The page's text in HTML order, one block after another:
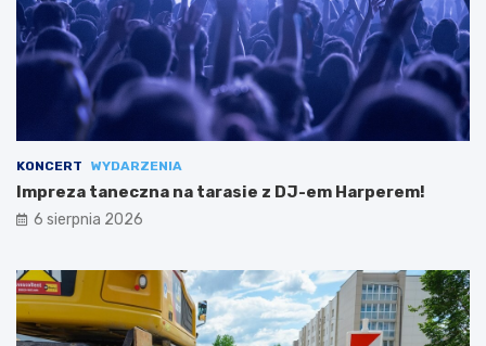
KONCERT WYDARZENIA
Impreza taneczna na tarasie z DJ-em Harperem!
6 sierpnia 2026